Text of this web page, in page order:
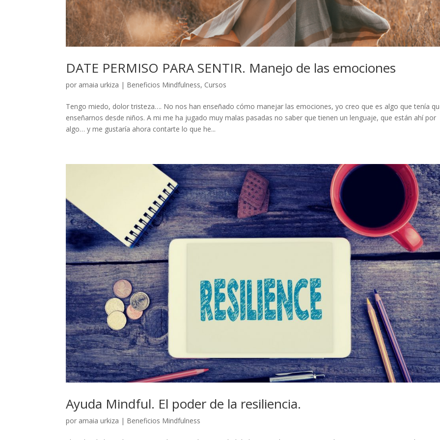
DATE PERMISO PARA SENTIR. Manejo de las emociones
por amaia urkiza | Beneficios Mindfulness, Cursos
Tengo miedo, dolor tristeza…. No nos han enseñado cómo manejar las emociones, yo creo que es algo que tenía
enseñarnos desde niños. A mi me ha jugado muy malas pasadas no saber que tienen un lenguaje, que están ahí por
algo… y me gustaría ahora contarte lo que he...
Ayuda Mindful. El poder de la resiliencia.
por amaia urkiza | Beneficios Mindfulness